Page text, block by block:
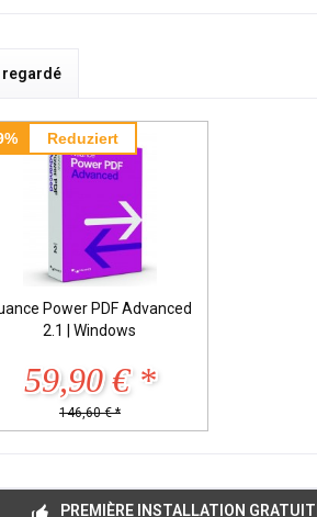
regardé
Reduziert
Power PDF Advanced
2.1 | Windows
59,90 € *
146,60 € *
PREMIÈRE INSTALLATION